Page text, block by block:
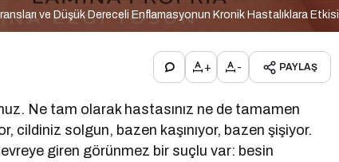
ve Düşük Dereceli Enflamasyonun Kronik Hastalıklara Etkisi
+ - PAYLAŞ
Ne tam olarak hastasınız ne de tamamen
cildiniz solgun, bazen kaşınıyor, bazen şişiyor.
giren görünmez bir suçlu var: besin